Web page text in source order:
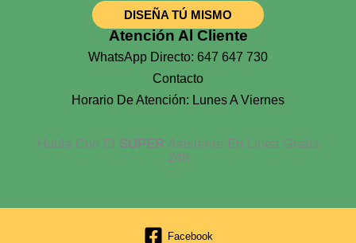
DISEÑA TÚ MISMO
Atención Al Cliente
WhatsApp Directo: 647 647 730
Contacto
Horario De Atención: Lunes A Viernes
Habla Con El SUPERAsistente En Linea Gratis
24h
Facebook